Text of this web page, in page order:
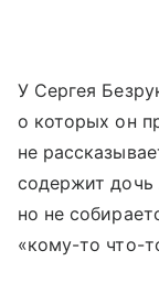
У Сергея
о которых он
не
содержит дочь
но не
«кому-то что-